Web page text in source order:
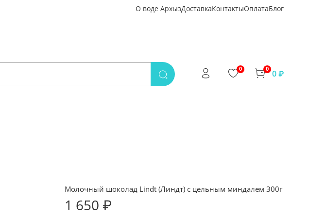
О воде АрхызДоставкаКонтактыОплатаБлог
0 0 0 ₽
Молочный шоколад Lindt (Линдт) с цельным миндалем 300г
1 650 ₽